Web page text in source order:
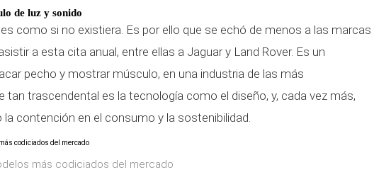
de luz y sonido
como si no existiera. Es por ello que se echó de menos a las marcas
a esta cita anual, entre ellas a Jaguar y Land Rover. Es un
pecho y mostrar músculo, en una industria de las más
tan trascendental es la tecnología como el diseño, y, cada vez más,
contención en el consumo y la sostenibilidad.
más codiciados del mercado